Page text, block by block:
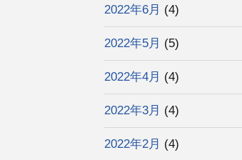
2022年6月 (4)
2022年5月 (5)
2022年4月 (4)
2022年3月 (4)
2022年2月 (4)